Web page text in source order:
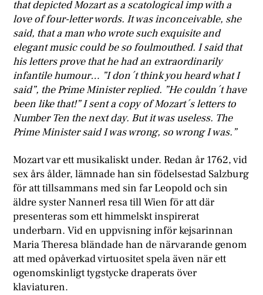
that depicted Mozart as a scatological imp with a
love of four-letter words. It was inconceivable, she
said, that a man who wrote such exquisite and
elegant music could be so foulmouthed. I said that
his letters prove that he had an extraordinarily
infantile humour… ”I don´t think you heard what I
said”, the Prime Minister replied. ”He couldn´t have
been like that!” I sent a copy of Mozart´s letters to
Number Ten the next day. But it was useless. The
Prime Minister said I was wrong, so wrong I was.”
Mozart var ett musikaliskt under. Redan år 1762, vid
sex års ålder, lämnade han sin födelsestad Salzburg
för att tillsammans med sin far Leopold och sin
äldre syster Nannerl resa till Wien för att där
presenteras som ett himmelskt inspirerat
underbarn. Vid en uppvisning inför kejsarinnan
Maria Theresa bländade han de närvarande genom
att med opåverkad virtuositet spela även när ett
ogenomskinligt tygstycke draperats över
klaviaturen.